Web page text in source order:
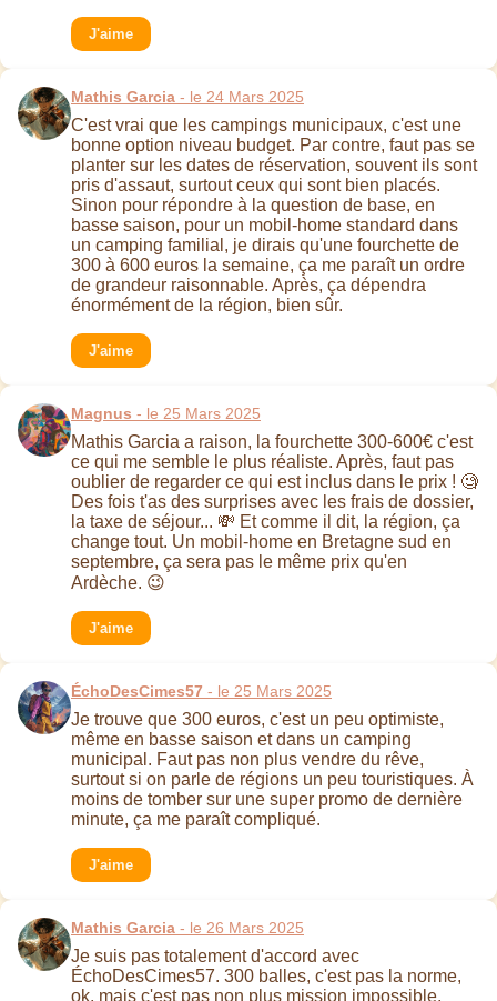
J'aime
Mathis Garcia - le 24 Mars 2025
C'est vrai que les campings municipaux, c'est une
bonne option niveau budget. Par contre, faut pas se
planter sur les dates de réservation, souvent ils sont
pris d'assaut, surtout ceux qui sont bien placés.
Sinon pour répondre à la question de base, en
basse saison, pour un mobil-home standard dans
un camping familial, je dirais qu'une fourchette de
300 à 600 euros la semaine, ça me paraît un ordre
de grandeur raisonnable. Après, ça dépendra
énormément de la région, bien sûr.
J'aime
Magnus - le 25 Mars 2025
Mathis Garcia a raison, la fourchette 300-600€ c'est
ce qui me semble le plus réaliste. Après, faut pas
oublier de regarder ce qui est inclus dans le prix ! 🧐
Des fois t'as des surprises avec les frais de dossier,
la taxe de séjour... 💸 Et comme il dit, la région, ça
change tout. Un mobil-home en Bretagne sud en
septembre, ça sera pas le même prix qu'en
Ardèche. 😉
J'aime
ÉchoDesCimes57 - le 25 Mars 2025
Je trouve que 300 euros, c'est un peu optimiste,
même en basse saison et dans un camping
municipal. Faut pas non plus vendre du rêve,
surtout si on parle de régions un peu touristiques. À
moins de tomber sur une super promo de dernière
minute, ça me paraît compliqué.
J'aime
Mathis Garcia - le 26 Mars 2025
Je suis pas totalement d'accord avec
ÉchoDesCimes57. 300 balles, c'est pas la norme,
ok, mais c'est pas non plus mission impossible,